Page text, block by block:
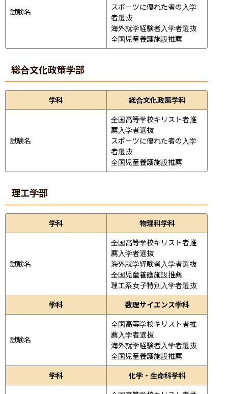
試験名
スポーツに優れた者の入学
者選抜
海外就学経験者入学者選抜
全国児童養護施設推薦
総合文化政策学部
学科 総合文化政策学科
試験名
全国高等学校キリスト者推
薦入学者選抜
スポーツに優れた者の入学
者選抜
全国児童養護施設推薦
理工学部
学科 物理科学科
試験名
全国高等学校キリスト者推
薦入学者選抜
海外就学経験者入学者選抜
全国児童養護施設推薦
理工系女子特別入学者選抜
学科
数理サイエンス学科
試験名
全国高等学校キリスト者推
薦入学者選抜
海外就学経験者入学者選抜
全国児童養護施設推薦
学科
化学・生命科学科